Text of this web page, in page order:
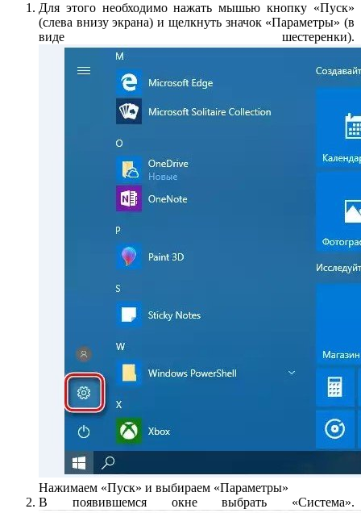
Для этого необходимо нажать мышью кнопку «Пуск»
(слева внизу экрана) и щелкнуть значок «Параметры» (в
виде шестеренки).
Нажимаем «Пуск» и выбираем «Параметры»
В появившемся окне выбрать «Система».